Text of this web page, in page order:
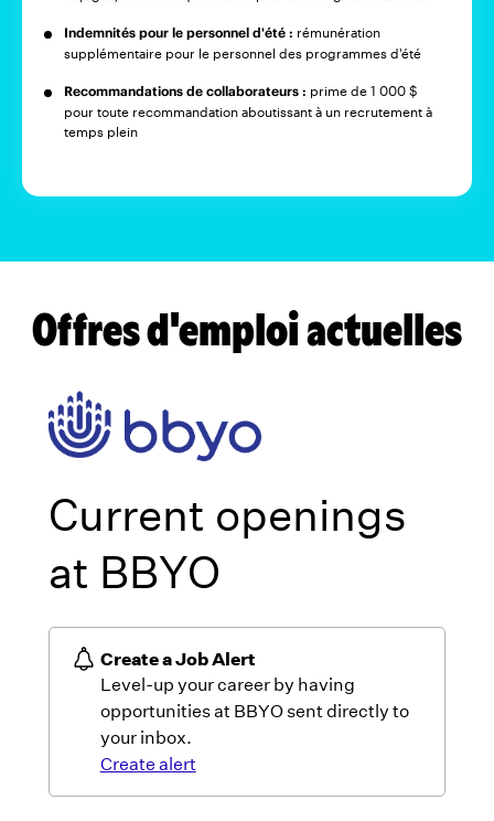
Indemnités pour le personnel d'été : rémunération
supplémentaire pour le personnel des programmes d'été
Recommandations de collaborateurs : prime de 1 000 $
pour toute recommandation aboutissant à un recrutement à
temps plein
Offres d'emploi actuelles